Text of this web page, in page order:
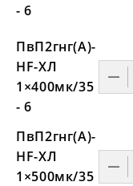
- 6
ПвП2гнг(А)-
HF-ХЛ
1×400мк/35
- 6
ПвП2гнг(А)-
HF-ХЛ
1×500мк/35